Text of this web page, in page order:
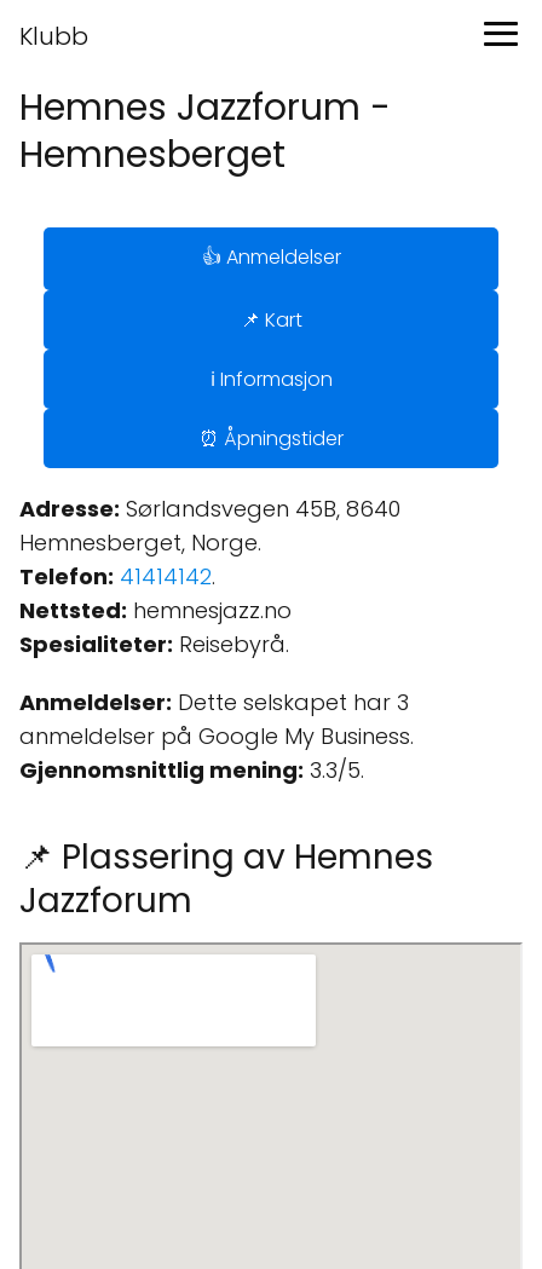
Klubb
Hemnes Jazzforum -
Hemnesberget
👍 Anmeldelser
📌 Kart
ℹ️ Informasjon
⏰ Åpningstider
Adresse: Sørlandsvegen 45B, 8640
Hemnesberget, Norge.
Telefon: 41414142.
Nettsted: hemnesjazz.no
Spesialiteter: Reisebyrå.
Anmeldelser: Dette selskapet har 3
anmeldelser på Google My Business.
Gjennomsnittlig mening: 3.3/5.
📌 Plassering av Hemnes
Jazzforum